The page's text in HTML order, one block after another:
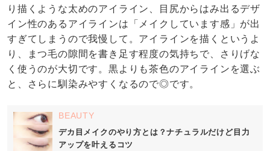
り描くような太めのアイライン、目尻からはみ出るデザ
イン性のあるアイラインは「メイクしています感」が出
すぎてしまうので我慢して。アイラインを描くというよ
り、まつ毛の隙間を書き足す程度の気持ちで、さりげな
く使うのが大切です。黒よりも茶色のアイラインを選ぶ
と、さらに馴染みやすくなるので◎です。
BEAUTY
デカ目メイクのやり方とは？ナチュラルだけど目力
アップを叶えるコツ